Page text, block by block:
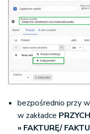
bezpośrednio przy
w zakładce
» FAKTURĘ/